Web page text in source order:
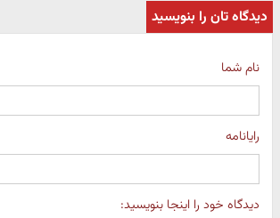
دیدگاه تان را بنویسید
نام شما
رایانامه
دیدگاه خود را اینجا بنویسید: